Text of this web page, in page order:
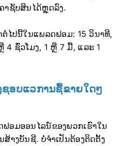
າຊັບສິນໄດ້ຫຼຸດລົງ.
ຕໍ່ໄປນີ້ໃນແພລດຟອມ: 15 ວິນາທີ,
4 ຊົ່ວໂມງ, 1 ຫຼື 7 ມື້, ແລະ 1
ອບແວການຊື້ຂາຍໃດໆ
ອມອອນໄລນ໌ຂອງພວກເຮົາໃນ
າງບັນຊີ. ບໍ່ຈຳເປັນຕ້ອງຕິດຕັ້ງ